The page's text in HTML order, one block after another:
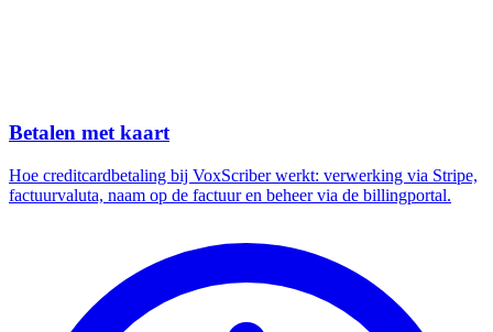
Betalen met kaart
Hoe creditcardbetaling bij VoxScriber werkt: verwerking via Stripe,
factuurvaluta, naam op de factuur en beheer via de billingportal.